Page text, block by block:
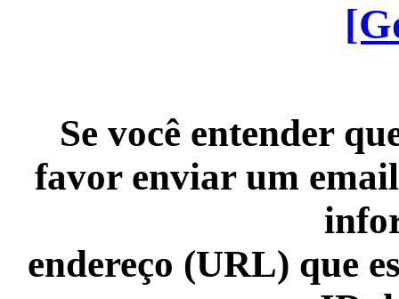
Se você entender
favor enviar um
endereço (URL) que